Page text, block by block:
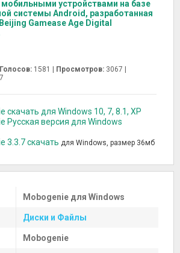
мобильными устройствами на базе
системы Android, разработанная
Gamease Age Digital
Голосов: 1581 Просмотров: 3067 |
скачать для Windows 10, 7, 8.1, XP
Русская версия для Windows
3.3.7 скачать для Windows, размер 36мб
Mobogenie для Windows
Диски и Файлы
Mobogenie